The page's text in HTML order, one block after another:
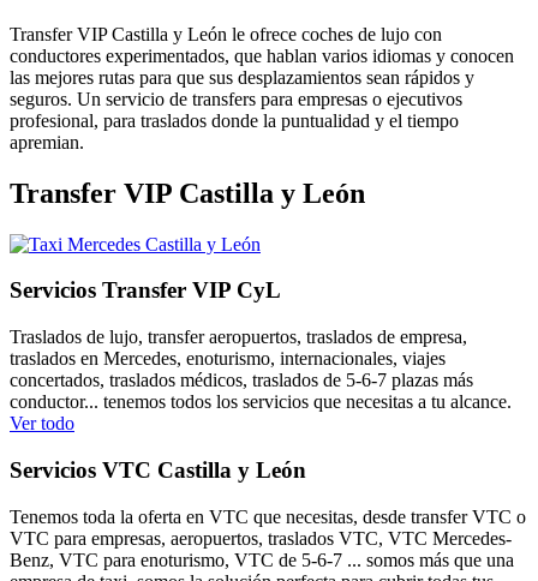
Transfer VIP Castilla y León le ofrece coches de lujo con
conductores experimentados, que hablan varios idiomas y conocen
las mejores rutas para que sus desplazamientos sean rápidos y
seguros. Un servicio de transfers para empresas o ejecutivos
profesional, para traslados donde la puntualidad y el tiempo
apremian.
Transfer VIP Castilla y León
Servicios Transfer VIP CyL
Traslados de lujo, transfer aeropuertos, traslados de empresa,
traslados en Mercedes, enoturismo, internacionales, viajes
concertados, traslados médicos, traslados de 5-6-7 plazas más
conductor... tenemos todos los servicios que necesitas a tu alcance.
Ver todo
Servicios VTC Castilla y León
Tenemos toda la oferta en VTC que necesitas, desde transfer VTC o
VTC para empresas, aeropuertos, traslados VTC, VTC Mercedes-
Benz, VTC para enoturismo, VTC de 5-6-7 ... somos más que una